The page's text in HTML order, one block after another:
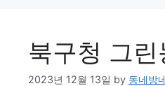
북구청 그
2023년 12월 13일 by 동네방